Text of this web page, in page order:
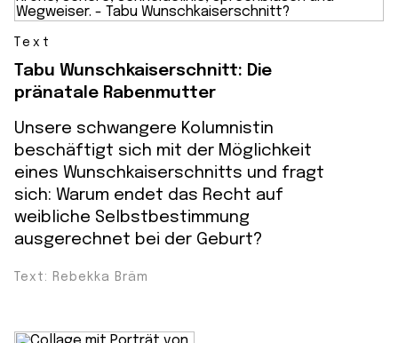
Text
Tabu Wunschkaiserschnitt: Die
pränatale Rabenmutter
Unsere schwangere Kolumnistin
beschäftigt sich mit der Möglichkeit
eines Wunschkaiserschnitts und fragt
sich: Warum endet das Recht auf
weibliche Selbstbestimmung
ausgerechnet bei der Geburt?
Text: Rebekka Bräm